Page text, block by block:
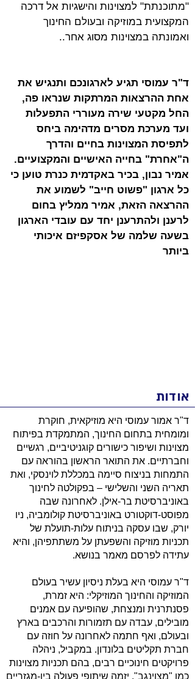
"מתוכנתת" למצוינות והישגיות אל דרכה
המקצועית במוזיקה ובעולם החינוך
ואמונתה במצוינות מסוג אחר..
ד"ר עמוסי תגיע לארגונכם ותנגיש את
אחת ההרצאות המרתקות שנראו פה,
החל מקטעי שירה מעוררי התפעלות
ועד מערכת מסרים מדהימה ביחס
לתפיסת המצוינות בחיים והדרך
ה"אחרת" בחייה האישיים והמקצועיים.
אמיר נבון, בכיר באקדמית כנרת טוען כי
כל ארגון "פשוט חייב" לשמוע את
ההרצאה הזאת, אמיר ממליץ בחום
לרענן ולהתרענן יחד עם עובדי הארגון
בשעה שלמה של אסקפיזם איכותי
ביותר
אודות
ד"ר אמור עמוסי היא מוזיקאית, חוקרת
ומומחית בתחום החינוך, המתמקדת בפיתוח
מצוינות ושיפור כישורים קוגניטיביים, רגשיים
וחברתיים. את התואר הראשון בהוראה עם
התמחות בניצוח סיימה במכללת לוינסקי, ואת
תאריה השני והשלישי – בפקולטה לחינוך
באוניברסיטת בר-אילן. לאחרונה שבה
מפוסט-דוקטורט באוניברסיטת קולומביה, ניו
יורק, שבו עסקה בניתוח עלות-תועלת של
תכניות מוזיקה והשפעתן על משתתפיהן, והיא
עתידה לפרסם מאמר בנושא.
ד"ר עמוסי היא בעלת ניסיון עשיר בעולם
המוזיקה והחינוך המוזיקלי: היא זמרת,
פסנתרנית ומנצחת, שהופיעה עם אמנים
מובילים, עבדה עם תזמורות והרכבים בארץ
ובעולם, ואף חתמה לאחרונה על חוזה עם
חברת תקליטים בלונדון. במקביל, ניהלה
פרויקטים חינוכיים רבים, בהם תכניות מצוינות
כמו "מצוינגב", יזמה שיתופי פעולה בין-מגזריים